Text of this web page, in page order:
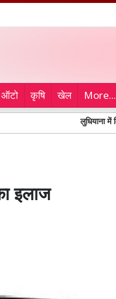
कृषि खेल More...
लुधियाना में किचलू
इलाज